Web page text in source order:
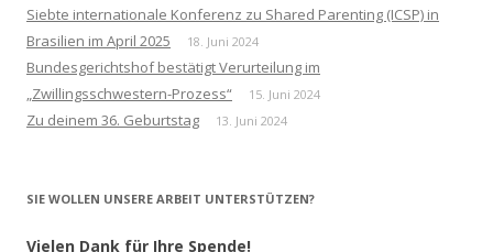
Siebte internationale Konferenz zu Shared Parenting (ICSP) in
Brasilien im April 2025
18. Juni 2024
Bundesgerichtshof bestätigt Verurteilung im
„Zwillingsschwestern-Prozess“
15. Juni 2024
Zu deinem 36. Geburtstag 13. Juni 2024
SIE WOLLEN UNSERE ARBEIT UNTERSTÜTZEN?
Vielen Dank für Ihre Spende!